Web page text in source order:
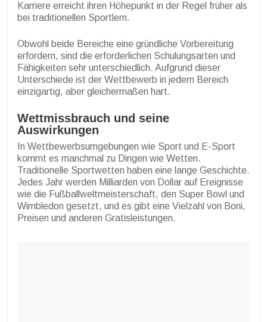
Karriere erreicht ihren Höhepunkt in der Regel früher als
bei traditionellen Sportlern.
Obwohl beide Bereiche eine gründliche Vorbereitung
erfordern, sind die erforderlichen Schulungsarten und
Fähigkeiten sehr unterschiedlich. Aufgrund dieser
Unterschiede ist der Wettbewerb in jedem Bereich
einzigartig, aber gleichermaßen hart.
Wettmissbrauch und seine
Auswirkungen
In Wettbewerbsumgebungen wie Sport und E-Sport
kommt es manchmal zu Dingen wie Wetten.
Traditionelle Sportwetten haben eine lange Geschichte.
Jedes Jahr werden Milliarden von Dollar auf Ereignisse
wie die Fußballweltmeisterschaft, den Super Bowl und
Wimbledon gesetzt, und es gibt eine Vielzahl von Boni,
Preisen und anderen Gratisleistungen.